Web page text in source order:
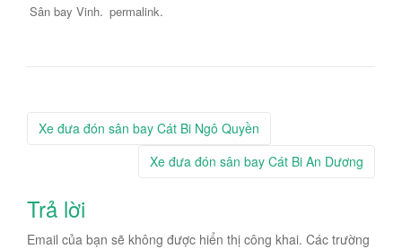
Sân bay Vinh. permalink.
Post
Xe đưa đón sân bay Cát Bi Ngô Quyền
Xe đưa đón sân bay Cát Bi An Dương
Trả lời
Email của bạn sẽ không được hiển thị công khai. Các trường